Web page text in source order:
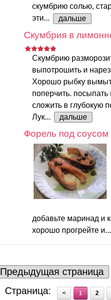
скумбрию солью,
эти...
дальше
Скумбрия в
Скумбрию
выпотрошить и
Хорошо рыбку
поперчить.
сложить в глубокую
Лук...
дальше
Форель под соусом
добавьте маринад и
хорошо прогрейте
Предыдущая страница
Страница:
< 1 2